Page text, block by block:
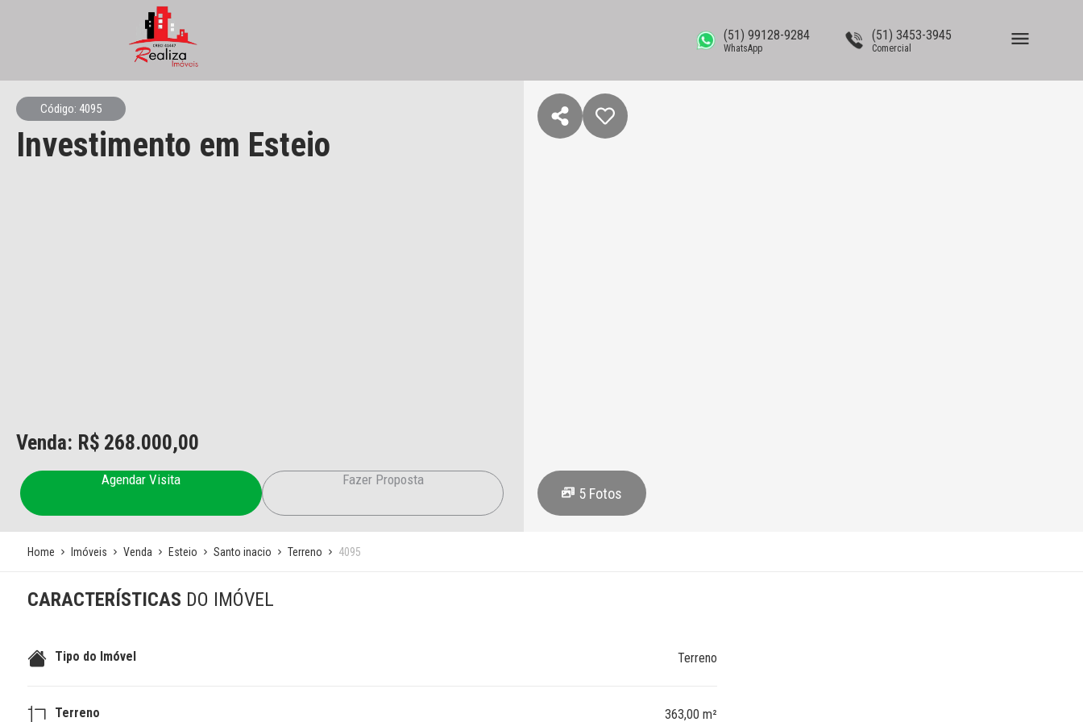
(51) 99128-9284
WhatsApp
(51) 3453-3945
Comercial
Código: 4095
Investimento em Esteio
Venda: R$ 268.000,00
Agendar Visita Fazer Proposta
5 Fotos
Home Imóveis Venda Esteio Santo inacio Terreno 4095
CARACTERÍSTICAS DO IMÓVEL
Tipo do Imóvel Terreno
Terreno 363,00 m²